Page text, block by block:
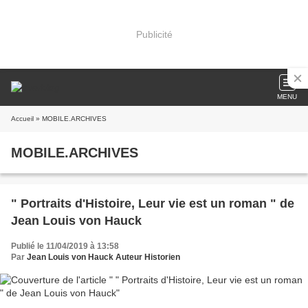
Publicité
MENU
Accueil » MOBILE.ARCHIVES
MOBILE.ARCHIVES
" Portraits d'Histoire, Leur vie est un roman " de
Jean Louis von Hauck
Publié le 11/04/2019 à 13:58
Par Jean Louis von Hauck Auteur Historien